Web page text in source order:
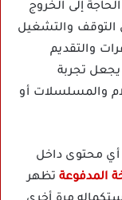
إلى الخروج
التوقف والتشغيل
والتقديم
يجعل تجربة
والمسلسلات أو
محتوى داخل
تظهر